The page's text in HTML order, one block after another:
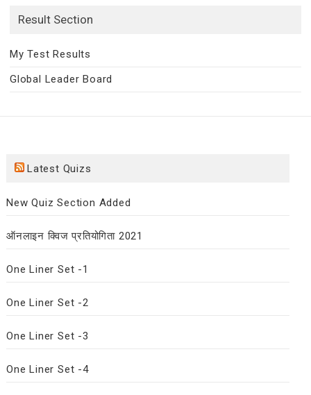
Result Section
My Test Results
Global Leader Board
Latest Quizs
New Quiz Section Added
ऑनलाइन क्विज प्रतियोगिता 2021
One Liner Set -1
One Liner Set -2
One Liner Set -3
One Liner Set -4